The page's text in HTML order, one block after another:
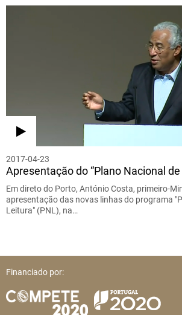
2017-04-23
Apresentação do “Plano Nacional
Em direto do Porto, António Costa, primeiro-
apresentação das novas linhas do programa
Leitura" (PNL), na…
Financiado por: